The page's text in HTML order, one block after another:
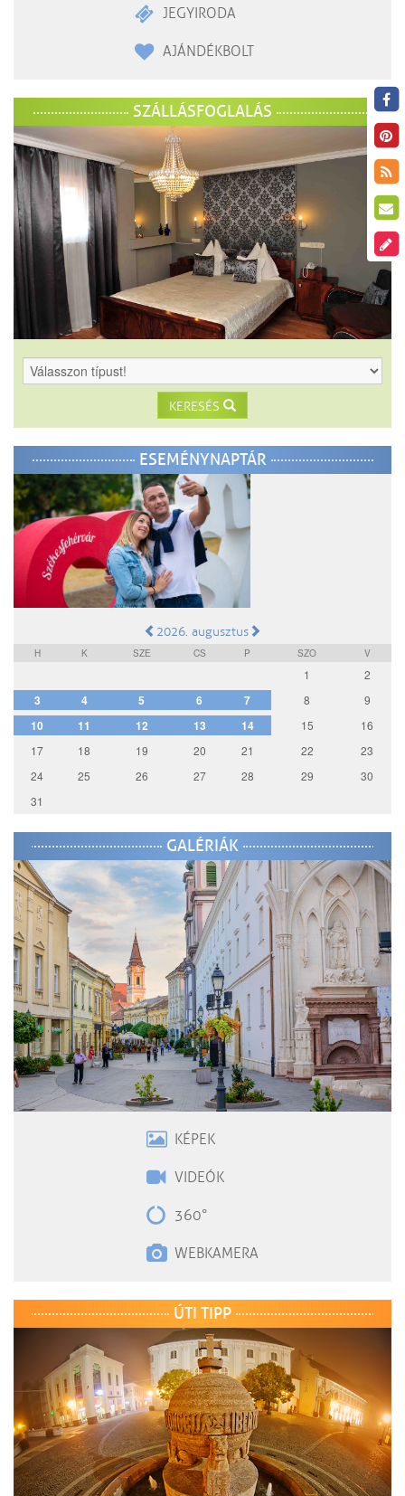
JEGYIRODA
AJÁNDÉKBOLT
SZÁLLÁSFOGLALÁS
KERESÉS
ESEMÉNYNAPTÁR
2026. augusztus
H K SZE CS P SZO V
1 2
3 4 5 6 7 8 9
10 11 12 13 14 15
16
17
18 19 20 21 22
23
24
25 26 27 28 29
30
31
GALÉRIÁK
KÉPEK
VIDEÓK
360°
WEBKAMERA
ÚTI TIPP